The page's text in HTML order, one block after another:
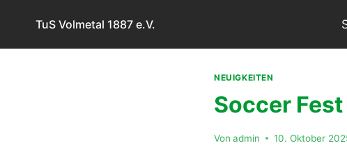
springen
TuS Volmetal 1887 e.V.
NEUIGKEITEN
Soccer
Von admin 10. Oktober